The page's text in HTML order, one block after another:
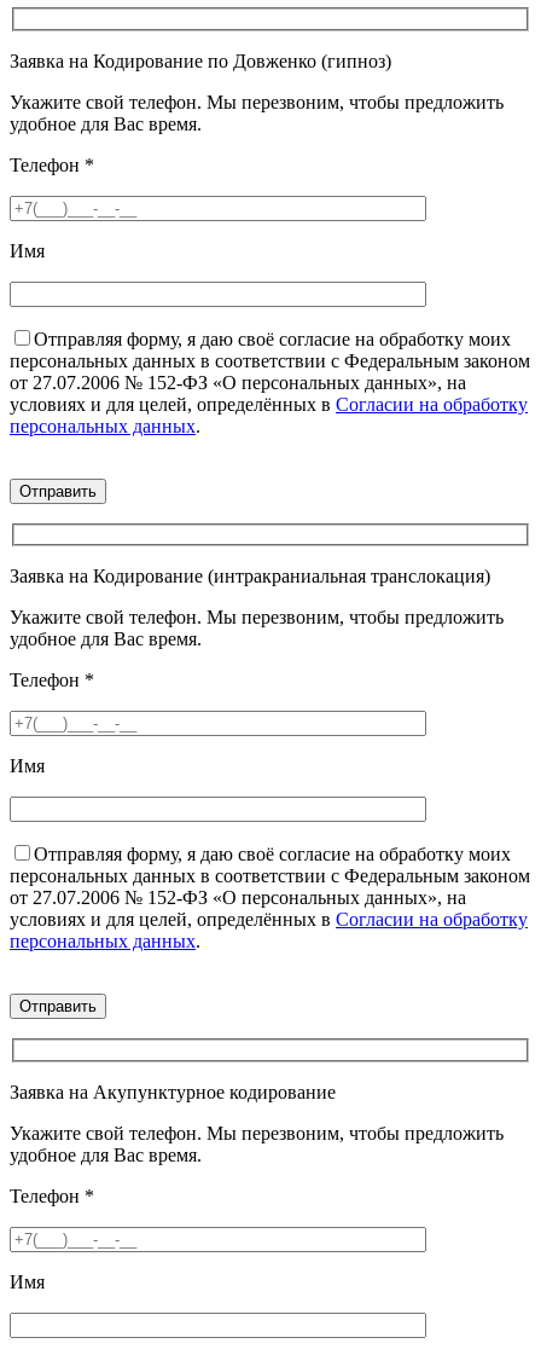
Заявка на Кодирование по Довженко (гипноз)
Укажите свой телефон. Мы перезвоним, чтобы предложить
удобное для Вас время.
Телефон *
Имя
Отправляя форму, я даю своё согласие на обработку моих
персональных данных в соответствии с Федеральным законом
от 27.07.2006 № 152-ФЗ «О персональных данных», на
условиях и для целей, определённых в Согласии на обработку
персональных данных.
Заявка на Кодирование (интракраниальная транслокация)
Укажите свой телефон. Мы перезвоним, чтобы предложить
удобное для Вас время.
Телефон *
Имя
Отправляя форму, я даю своё согласие на обработку моих
персональных данных в соответствии с Федеральным законом
от 27.07.2006 № 152-ФЗ «О персональных данных», на
условиях и для целей, определённых в Согласии на обработку
персональных данных.
Заявка на Акупунктурное кодирование
Укажите свой телефон. Мы перезвоним, чтобы предложить
удобное для Вас время.
Телефон *
Имя